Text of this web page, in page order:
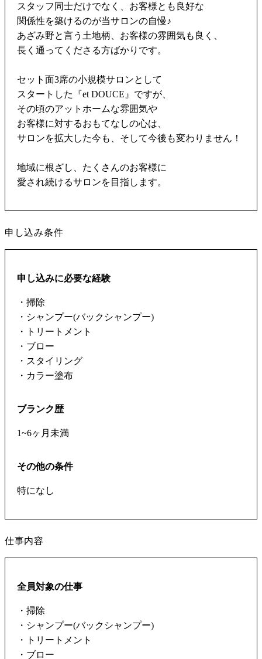
スタッフ同士だけでなく、お客様とも良好な
関係性を築けるのが当サロンの自慢♪
あざみ野と言う土地柄、お客様の雰囲気も良く、
長く通ってくださる方ばかりです。
セット面3席の小規模サロンとして
スタートした『et DOUCE』ですが、
その頃のアットホームな雰囲気や
お客様に対するおもてなしの心は、
サロンを拡大した今も、そして今後も変わりません！
地域に根ざし、たくさんのお客様に
愛され続けるサロンを目指します。
申し込み条件
申し込みに必要な経験
・掃除
・シャンプー(バックシャンプー)
・トリートメント
・ブロー
・スタイリング
・カラー塗布
ブランク歴
1~6ヶ月未満
その他の条件
特になし
仕事内容
全員対象の仕事
・掃除
・シャンプー(バックシャンプー)
・トリートメント
・ブロー